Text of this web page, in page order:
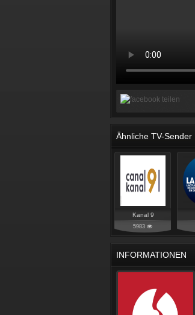
Ähnliche TV-Sender
Kanal 9
5983
INFORMATIONEN